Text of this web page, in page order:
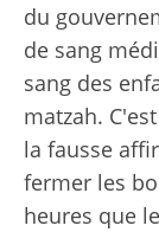
du
de sang
sang des
matzah.
la fausse
fermer les
heures que